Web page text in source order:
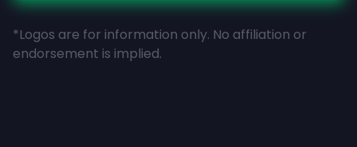
*Logos are for information only. No affiliation or
endorsement is implied.